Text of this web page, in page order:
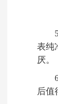
5、
表纯
厌。
6、
后值